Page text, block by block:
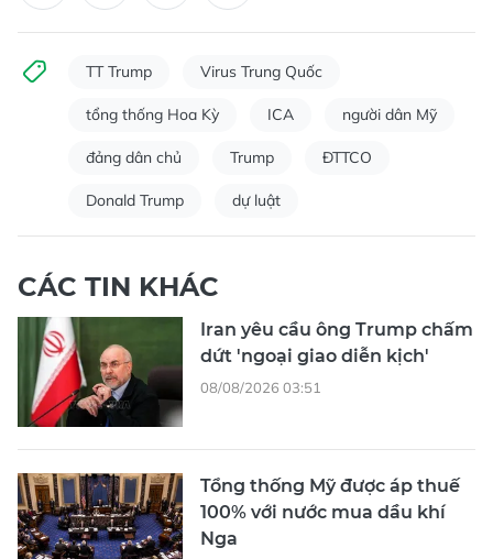
TT Trump Virus Trung Quốc
tổng thống Hoa Kỳ ICA người dân Mỹ
đảng dân chủ Trump ĐTTCO
Donald Trump dự luật
CÁC TIN KHÁC
Iran yêu cầu ông Trump chấm
dứt 'ngoại giao diễn kịch'
08/08/2026 03:51
Tổng thống Mỹ được áp thuế
100% với nước mua dầu khí
Nga